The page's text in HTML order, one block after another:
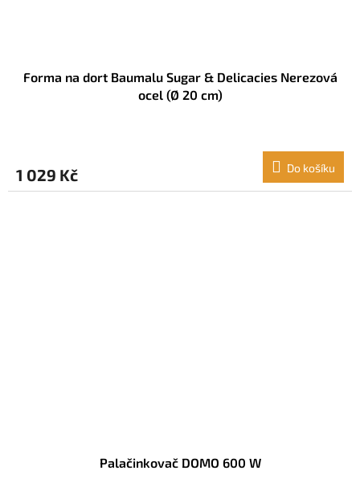
Forma na dort Baumalu Sugar & Delicacies Nerezová
ocel (Ø 20 cm)
1 029 Kč Do košíku
Palačinkovač DOMO 600 W